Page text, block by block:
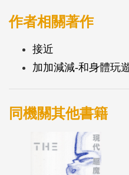
作者相關著作
接近
加加減減-和身體玩
同機關其他書籍